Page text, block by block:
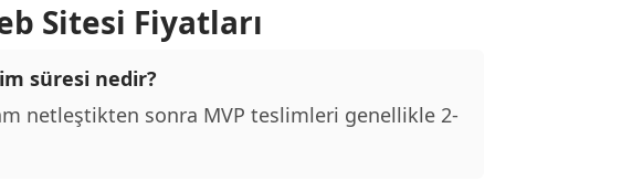
Sitesi Fiyatları
süresi nedir?
netleştikten sonra MVP teslimleri genellikle 2-